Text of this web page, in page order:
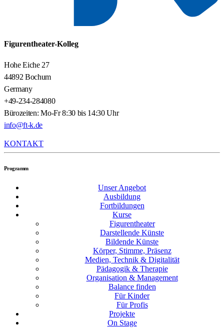
Figurentheater-Kolleg
Hohe Eiche 27
44892 Bochum
Germany
+49-234-284080
Bürozeiten: Mo-Fr 8:30 bis 14:30 Uhr
info@ft-k.de
KONTAKT
Programm
Unser Angebot
Ausbildung
Fortbildungen
Kurse
Figurentheater
Darstellende Künste
Bildende Künste
Körper, Stimme, Präsenz
Medien, Technik & Digitalität
Pädagogik & Therapie
Organisation & Management
Balance finden
Für Kinder
Für Profis
Projekte
On Stage